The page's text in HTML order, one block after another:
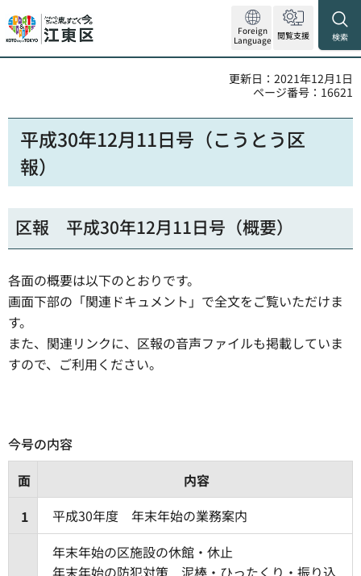
Foreign
Language 閲覧支援 検索
更新日：2021年12月1日
ページ番号：16621
平成30年12月11日号（こうとう区
報）
区報 平成30年12月11日号（概要）
各面の概要は以下のとおりです。
画面下部の「関連ドキュメント」で全文をご覧いただけま
す。
また、関連リンクに、区報の音声ファイルも掲載していま
すので、ご利用ください。
今号の内容
面
内容
1
平成30年度 年末年始の業務案内
年末年始の区施設の休館・休止